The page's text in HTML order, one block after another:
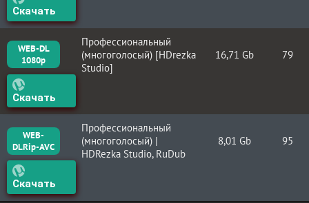
Скачать
WEB-DL
1080p
Профессиональный
(многоголосый) [HDrezka
Studio]
16,71 Gb 79
Скачать
WEB-
DLRip-AVC
Профессиональный
(многоголосый) |
HDRezka Studio, RuDub
8,01 Gb 95
Скачать